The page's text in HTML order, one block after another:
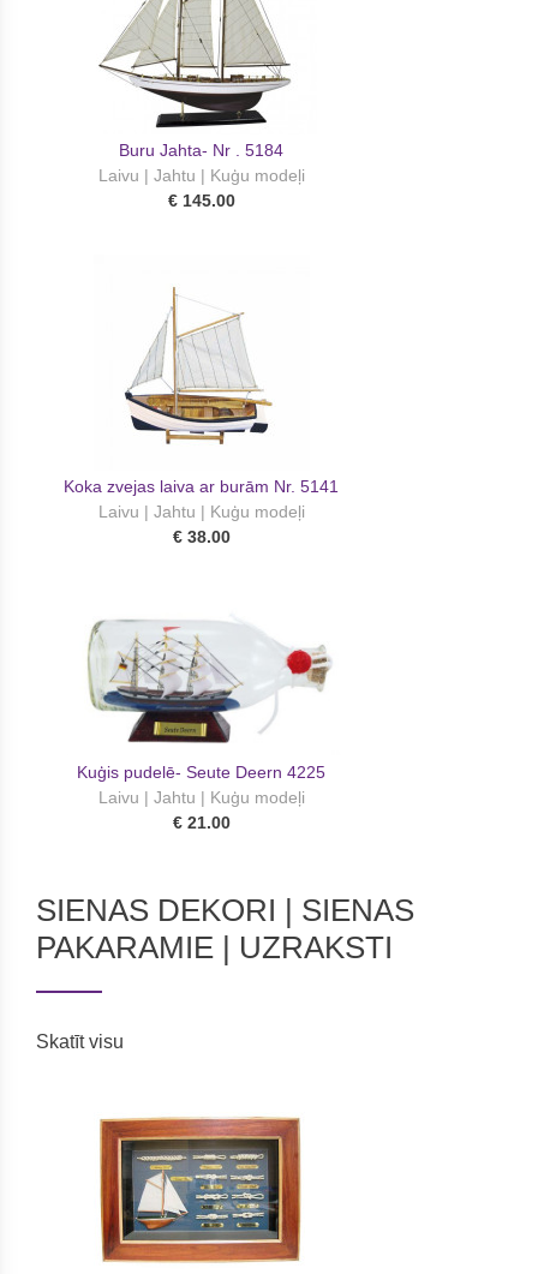
Buru Jahta- Nr . 5184
Laivu | Jahtu | Kuģu modeļi
€ 145.00
Koka zvejas laiva ar burām Nr. 5141
Laivu | Jahtu | Kuģu modeļi
€ 38.00
Kuģis pudelē- Seute Deern 4225
Laivu | Jahtu | Kuģu modeļi
€ 21.00
SIENAS DEKORI | SIENAS
PAKARAMIE | UZRAKSTI
Skatīt visu